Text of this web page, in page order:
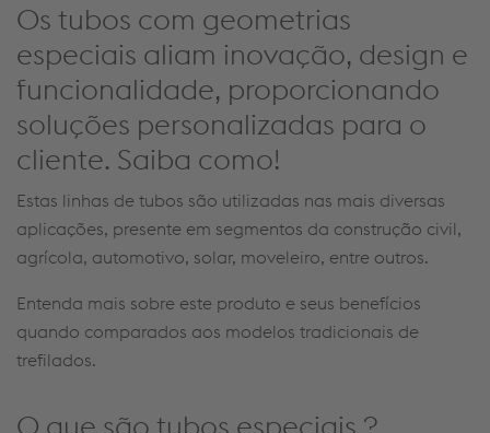
Os tubos com geometrias
especiais aliam inovação, design e
funcionalidade, proporcionando
soluções personalizadas para o
cliente. Saiba como!
Estas linhas de tubos são utilizadas nas mais diversas
aplicações, presente em segmentos da construção civil,
agrícola, automotivo, solar, moveleiro, entre outros.
Entenda mais sobre este produto e seus benefícios
quando comparados aos modelos tradicionais de
trefilados.